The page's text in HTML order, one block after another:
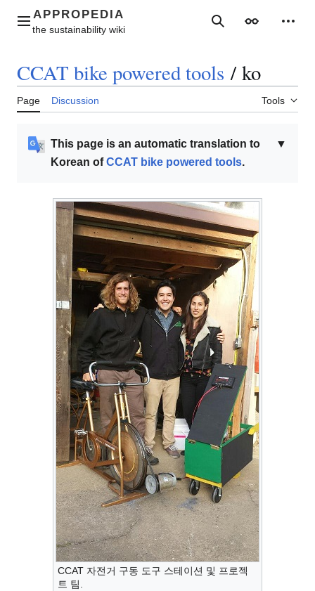
contentMain menu SearchAppearance
CCAT bike powered tools / ko
Page Discussion Tools
▼
This page is an automatic translation to
Korean ofCCAT bike powered tools.
CCAT 자전거 구동 도구 스테이션 및 프로젝
트 팀.